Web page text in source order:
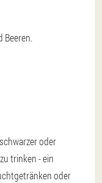
Beeren.
oder
trinken - ein
oder